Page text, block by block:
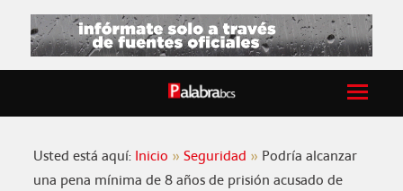
Usted está aquí: Inicio Seguridad
Podría alcanzar
una pena mínima de 8 años de prisión acusado de